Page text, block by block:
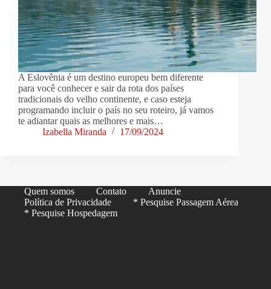
A Eslovênia é um destino europeu bem diferente
para você conhecer e sair da rota dos países
tradicionais do velho continente, e caso esteja
programando incluir o país no seu roteiro, já vamos
te adiantar quais as melhores e mais…
Izabella Miranda
17/09/2024
Quem somos Contato
Anuncie
Política de Privacidade
* Pesquise Passagem Aérea
* Pesquise Hospedagem